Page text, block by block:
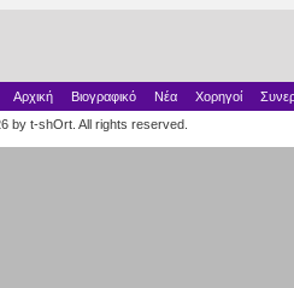
Αρχική Βιογραφικό Νέα Χορηγοί
by t-shOrt. All rights reserved.